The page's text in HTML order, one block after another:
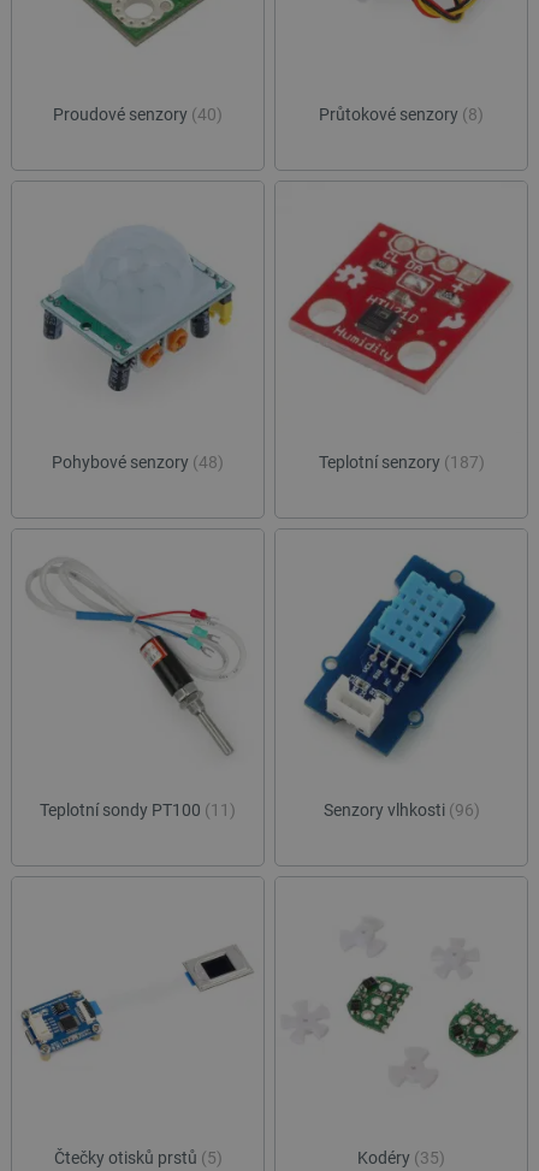
Proudové senzory (40) Průtokové senzory (8)
Pohybové senzory (48) Teplotní senzory (187)
Teplotní sondy PT100 (11) Senzory vlhkosti (96)
Čtečky otisků prstů (5) Kodéry (35)